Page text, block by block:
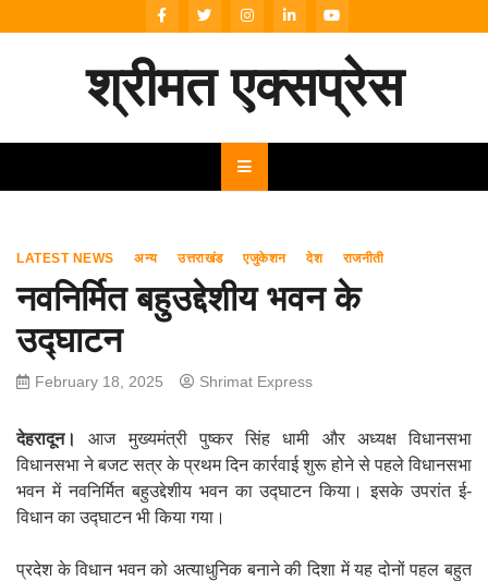
to
श्रीमत एक्सप्रेस
LATEST NEWS अन्य उत्तराखंड एजुकेशन देश राजनीती
नवनिर्मित बहुउद्देशीय भवन के
उद्घाटन
February 18, 2025 Shrimat Express
देहरादून।
आज मुख्यमंत्री पुष्कर सिंह धामी और अध्यक्ष विधानसभा
विधानसभा ने बजट सत्र के प्रथम दिन कार्रवाई शुरू होने से पहले विधानसभा
भवन में नवनिर्मित बहुउद्देशीय भवन का उद्घाटन किया। इसके उपरांत ई-
विधान का उद्घाटन भी किया गया।
प्रदेश के विधान भवन को अत्याधुनिक बनाने की दिशा में यह दोनों पहल बहुत